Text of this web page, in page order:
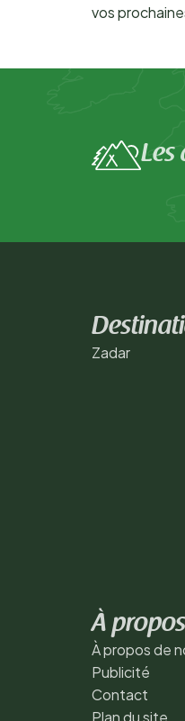
vos
Les
Zadar
À
À propos de
Publicité
Contact
Plan du site